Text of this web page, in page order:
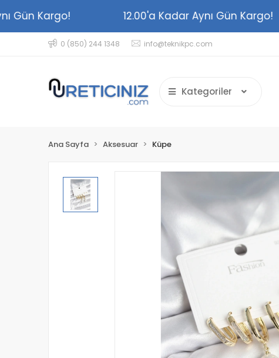
Gün Kargo! 12.00'a Kadar Aynı Gün Kargo!
0 (850) 244 1348 info@teknikpc.com
Kategoriler
Ana Sayfa Aksesuar Küpe